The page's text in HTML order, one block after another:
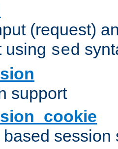
(request)
using sed
support
session